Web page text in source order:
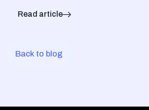
Read article
Back to blog